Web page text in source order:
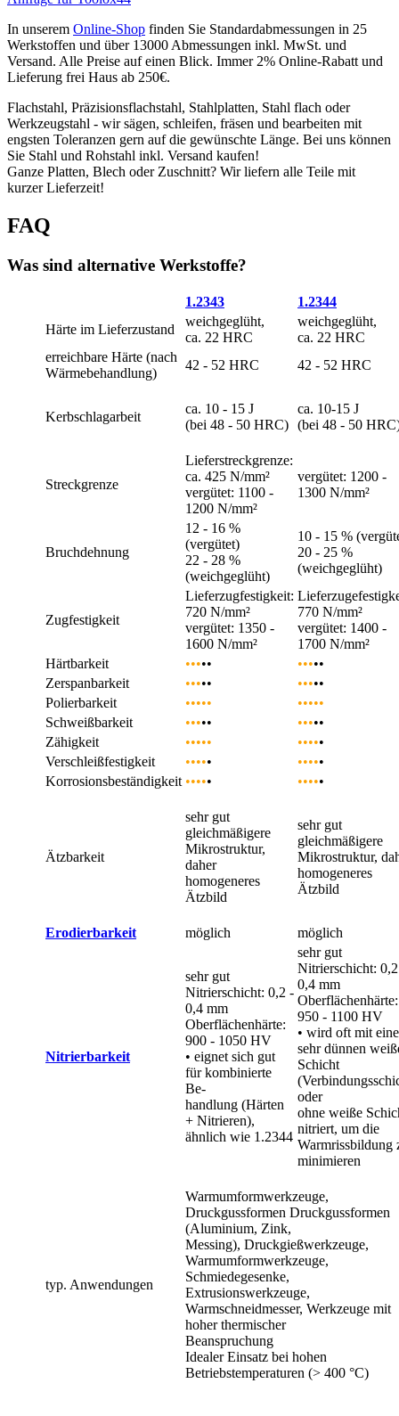
In unserem Online-Shop finden Sie Standardabmessungen in 25
Werkstoffen und über 13000 Abmessungen inkl. MwSt. und
Versand. Alle Preise auf einen Blick. Immer 2% Online-Rabatt und
Lieferung frei Haus ab 250€.
Flachstahl, Präzisionsflachstahl, Stahlplatten, Stahl flach oder
Werkzeugstahl - wir sägen, schleifen, fräsen und bearbeiten mit
engsten Toleranzen gern auf die gewünschte Länge. Bei uns können
Sie Stahl und Rohstahl inkl. Versand kaufen!
Ganze Platten, Blech oder Zuschnitt? Wir liefern alle Teile mit
kurzer Lieferzeit!
FAQ
Was sind alternative Werkstoffe?
1.2343
1.2344
Härte im Lieferzustand
weichgeglüht,
ca. 22 HRC
weichgeglüht,
ca. 22 HRC
erreichbare Härte (nach
Wärmebehandlung)
42 - 52 HRC 42 - 52 HRC
Kerbschlagarbeit
ca. 10 - 15 J
(bei 48 - 50 HRC)
ca. 10-15 J
(bei 48 - 50
Streckgrenze
Lieferstreckgrenze:
ca. 425 N/mm²
vergütet: 1100 -
1200 N/mm²
vergütet: 1200 -
1300 N/mm²
Bruchdehnung
12 - 16 %
(vergütet)
22 - 28 %
(weichgeglüht)
10 - 15 %
20 - 25 %
(weichgeglüht)
Zugfestigkeit
Lieferzugfestigkeit:
720 N/mm²
vergütet: 1350 -
1600 N/mm²
770 N/mm²
vergütet: 1400 -
1700 N/mm²
Härtbarkeit
••••• •••••
Zerspanbarkeit
••••• •••••
Polierbarkeit
•••••
•••••
Schweißbarkeit
••••• •••••
Zähigkeit
••••• •••••
Verschleißfestigkeit
••••• •••••
Korrosionsbeständigkeit ••••• •••••
Ätzbarkeit
sehr gut
gleichmäßigere
Mikrostruktur,
daher
homogeneres
Ätzbild
sehr gut
gleichmäßigere
Mikrostruktur,
homogeneres
Ätzbild
Erodierbarkeit möglich möglich
Nitrierbarkeit
sehr gut
Nitrierschicht: 0,2 -
0,4 mm
Oberflächenhärte:
900 - 1050 HV
• eignet sich gut
für kombinierte
Be-
handlung (Härten
+ Nitrieren),
ähnlich wie 1.2344
sehr gut
Nitrierschicht:
0,4 mm
Oberflächenhärte:
950 - 1100 HV
• wird oft mit
sehr dünnen
Schicht
oder
ohne weiße
nitriert, um die
Warmrissbildung
minimieren
typ. Anwendungen
Warmumformwerkzeuge,
Druckgussformen Druckgussformen
(Aluminium, Zink,
Messing), Druckgießwerkzeuge,
Warmumformwerkzeuge,
Schmiedegesenke,
Extrusionswerkzeuge,
Warmschneidmesser, Werkzeuge mit
hoher thermischer
Beanspruchung
Idealer Einsatz bei hohen
Betriebstemperaturen (> 400 °C)